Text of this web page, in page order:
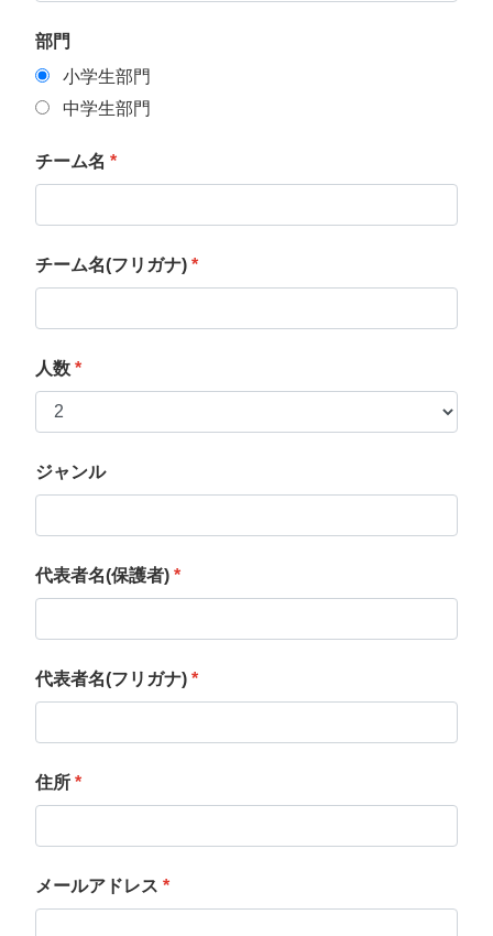
部門
小学生部門
中学生部門
チーム名 *
チーム名(フリガナ) *
人数 *
ジャンル
代表者名(保護者) *
代表者名(フリガナ) *
住所 *
メールアドレス *